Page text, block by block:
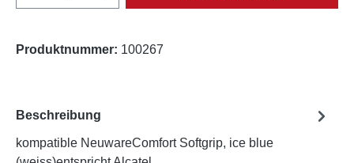
Produktnummer: 100267
Beschreibung
kompatible NeuwareComfort Softgrip, ice blue